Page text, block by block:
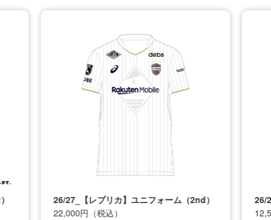
26/27_【レプリカ】ユニフォーム（2nd）
22,000円（税込）
26/